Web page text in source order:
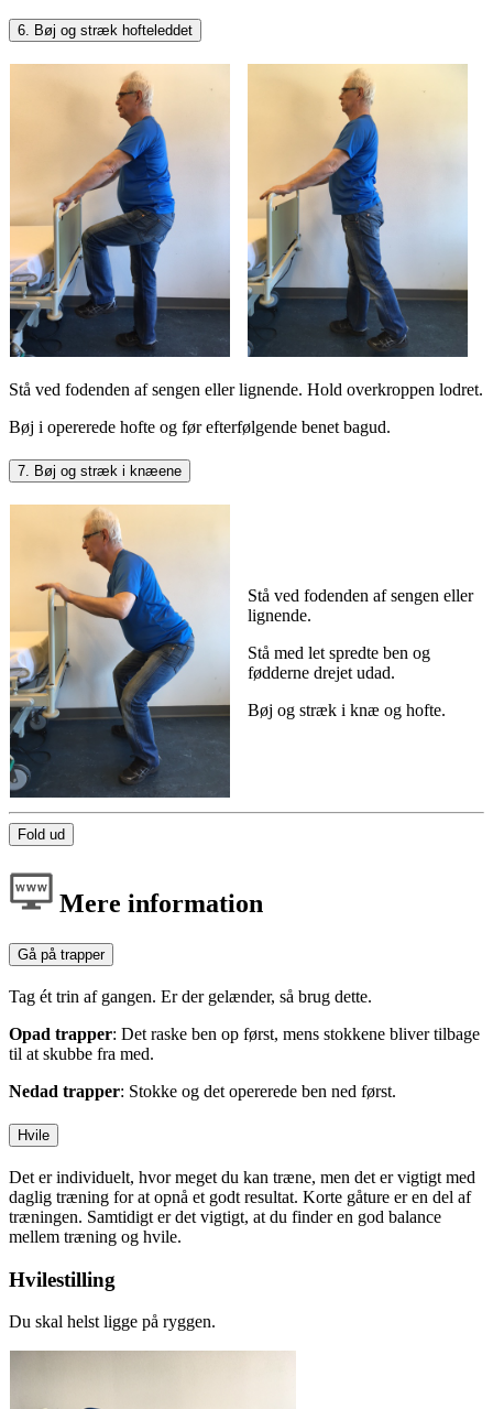
6. Bøj og stræk hofteleddet
Stå ved fodenden af sengen eller lignende. Hold overkroppen lodret.
Bøj i opererede hofte og før efterfølgende benet bagud.
7. Bøj og stræk i knæene
Stå ved fodenden af sengen eller
lignende.
Stå med let spredte ben og
fødderne drejet udad.
Bøj og stræk i knæ og hofte.
Fold ud
Mere information
Gå på trapper
Tag ét trin af gangen. Er der gelænder, så brug dette.
Opad trapper: Det raske ben op først, mens stokkene bliver tilbage
til at skubbe fra med.
Nedad trapper: Stokke og det opererede ben ned først.
Hvile
Det er individuelt, hvor meget du kan træne, men det er vigtigt med
daglig træning for at opnå et godt resultat. Korte gåture er en del af
træningen. Samtidigt er det vigtigt, at du finder en god balance
mellem træning og hvile.
Hvilestilling
Du skal helst ligge på ryggen.